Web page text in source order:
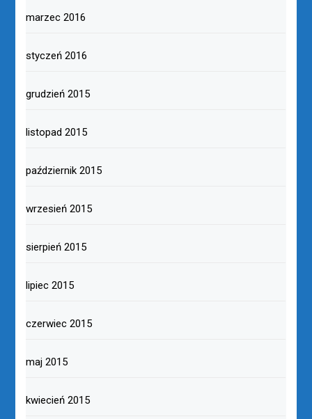
marzec 2016
styczeń 2016
grudzień 2015
listopad 2015
październik 2015
wrzesień 2015
sierpień 2015
lipiec 2015
czerwiec 2015
maj 2015
kwiecień 2015